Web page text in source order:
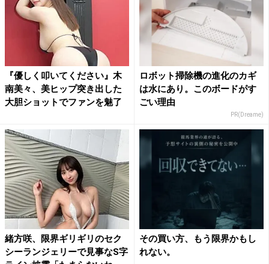
『優しく叩いてください』木
南美々、美ヒップ突き出した
大胆ショットでファンを魅了
ロボット掃除機の進化のカギ
は水にあり。このボードがす
ごい理由
PR(Dreame)
緒方咲、限界ギリギリのセク
シーランジェリーで見事なS字
その買い方、もう限界かもし
れない。